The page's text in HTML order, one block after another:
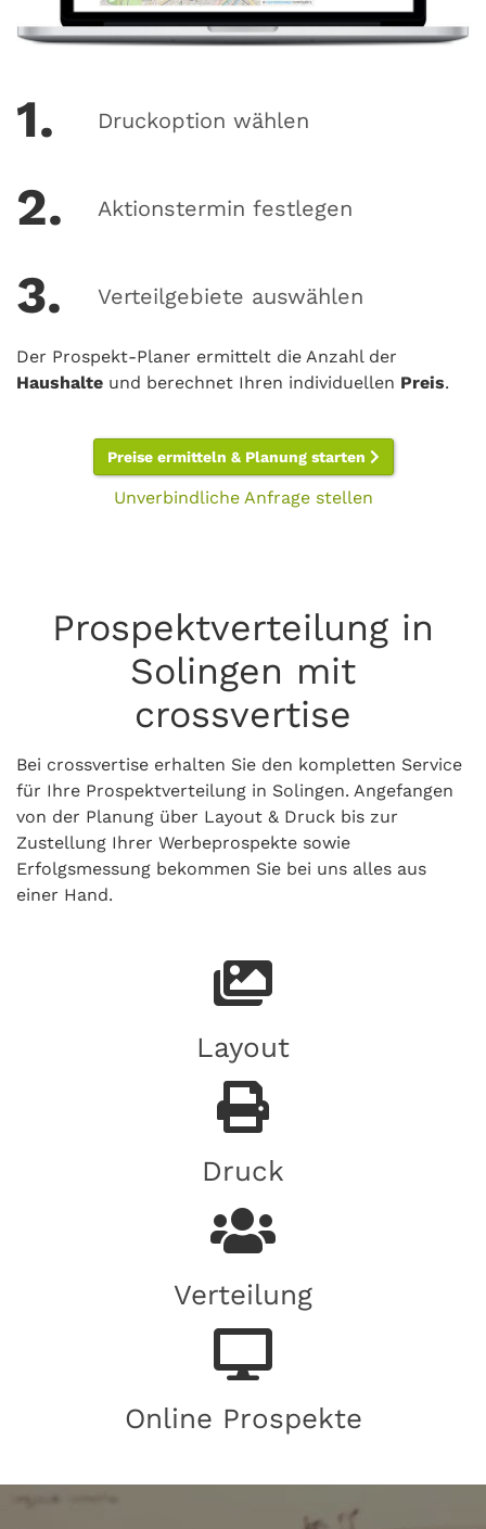
1. Druckoption wählen
2. Aktionstermin festlegen
3. Verteilgebiete auswählen
Der Prospekt-Planer ermittelt die Anzahl der
Haushalte und berechnet Ihren individuellen Preis.
Preise ermitteln & Planung starten
Unverbindliche Anfrage stellen
Prospektverteilung in
Solingen mit
crossvertise
Bei crossvertise erhalten Sie den kompletten Service
für Ihre Prospektverteilung in Solingen. Angefangen
von der Planung über Layout & Druck bis zur
Zustellung Ihrer Werbeprospekte sowie
Erfolgsmessung bekommen Sie bei uns alles aus
einer Hand.
Layout
Druck
Verteilung
Online Prospekte